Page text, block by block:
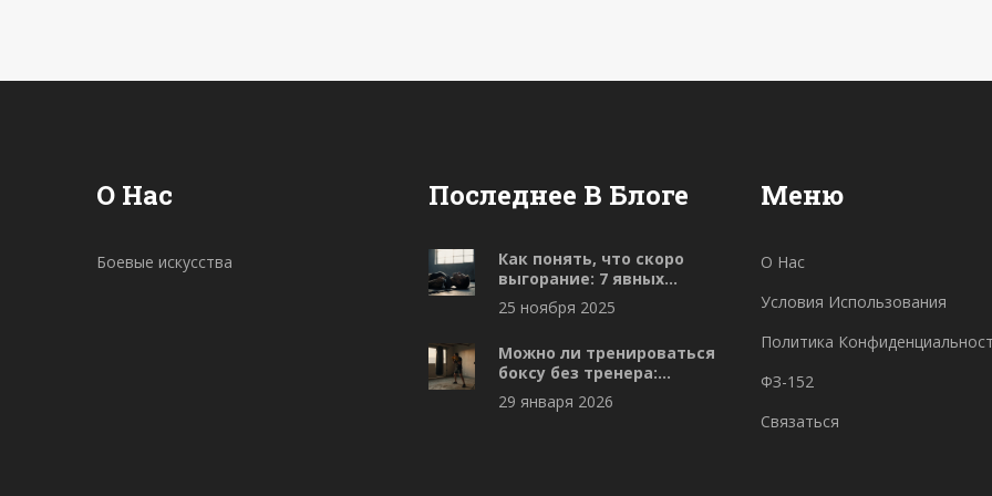
О Нас
Боевые искусства
Последнее В Блоге
Как понять, что скоро
выгорание: 7 явных
признаков, которые
нельзя игнорировать
25 ноября 2025
Можно ли тренироваться
боксу без тренера:
реальные шансы и риски
29 января 2026
Меню
О Нас
Условия Использования
Политика
ФЗ-152
Связаться